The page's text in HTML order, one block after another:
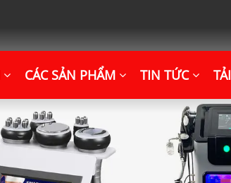
CÁC SẢN PHẨM TIN TỨC